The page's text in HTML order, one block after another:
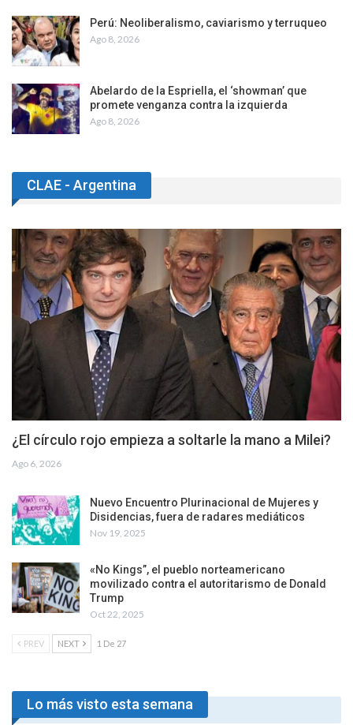
Perú: Neoliberalismo, caviarismo y terruqueo
Ago 8, 2026
Abelardo de la Espriella, el ‘showman’ que
promete venganza contra la izquierda
Ago 8, 2026
CLAE - Argentina
¿El círculo rojo empieza a soltarle la mano a Milei?
Ago 6, 2026
Nuevo Encuentro Plurinacional de Mujeres y
Disidencias, fuera de radares mediáticos
Nov 19, 2025
«No Kings”, el pueblo norteamericano
movilizado contra el autoritarismo de Donald
Trump
Oct 22, 2025
PREV NEXT 1 De 27
Lo más visto esta semana